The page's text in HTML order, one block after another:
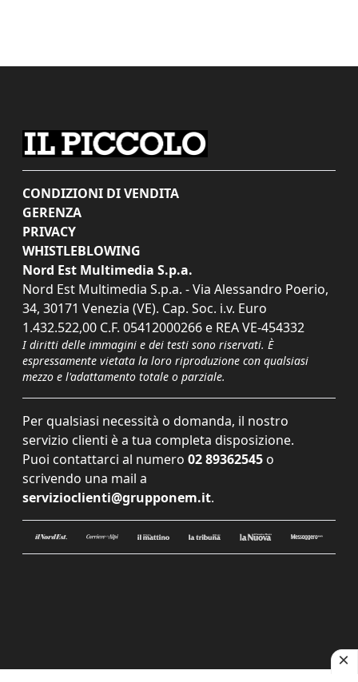
CONDIZIONI DI VENDITA
GERENZA
PRIVACY
WHISTLEBLOWING
Nord Est Multimedia S.p.a.
Nord Est Multimedia S.p.a. - Via Alessandro Poerio,
34, 30171 Venezia (VE). Cap. Soc. i.v. Euro
1.432.522,00 C.F. 05412000266 e REA VE-454332
I diritti delle immagini e dei testi sono riservati. È
espressamente vietata la loro riproduzione con qualsiasi
mezzo e l'adattamento totale o parziale.
Per qualsiasi necessità o domanda, il nostro
servizio clienti è a tua completa disposizione.
Puoi contattarci al numero 02 89362545 o
scrivendo una mail a
servizioclienti@grupponem.it.